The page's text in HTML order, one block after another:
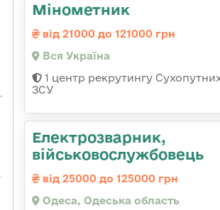
Мінометник
від 21000 до 121000 грн
Вся Україна
1 центр рекрутингу
ЗСУ
Електрозварник,
військовослужбовець
від 25000 до 125000 грн
Одеса, Одеська область